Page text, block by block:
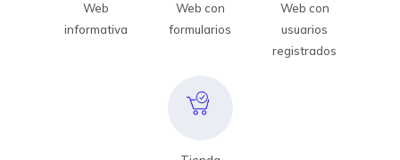
Web
informativa
Web con
formularios
Web con
usuarios
registrados